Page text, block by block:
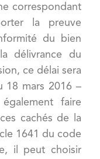
correspondant
la preuve
du bien
délivrance du
ce délai sera
18 mars 2016 –
faire
cachés de la
1641 du code
il peut choisir